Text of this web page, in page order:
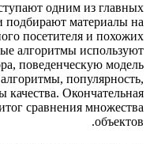
выступают одним из
Они подбирают
посетителя и
Подобные алгоритмы
отбора, поведенческую
алгоритмы,
качества.
как итог сравнения